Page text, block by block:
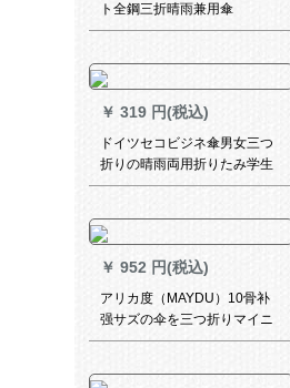
ト全鋼三折晴雨兼用傘
￥ 319 円(税込)
ドイツセコビジネ傘男女三つ
折りの晴雨両用折りたみ学生
二人用黒いゴム日烧け止めパ
￥ 952 円(税込)
アリカ度（MAYDU）10骨补
强サズの伞を三つ折りマイニ
ゲル绅士ビジュネ兼用伞M